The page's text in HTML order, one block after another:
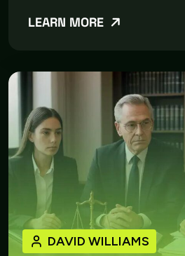
LEARN MORE
DAVID WILLIAMS